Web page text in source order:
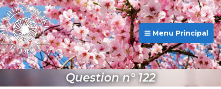
Menu Principal
Question n° 122